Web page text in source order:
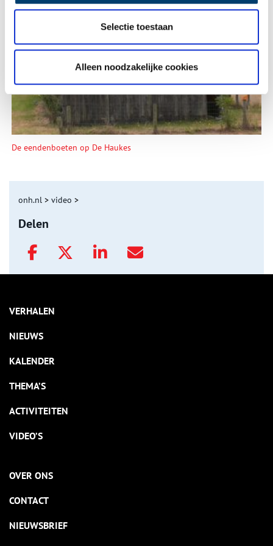
Selectie toestaan
Alleen noodzakelijke cookies
Tien verdwenen pretparken
De eendenboeten op De Haukes
onh.nl > video >
Delen
VERHALEN
NIEUWS
KALENDER
THEMA’S
ACTIVITEITEN
VIDEO’S
OVER ONS
CONTACT
NIEUWSBRIEF